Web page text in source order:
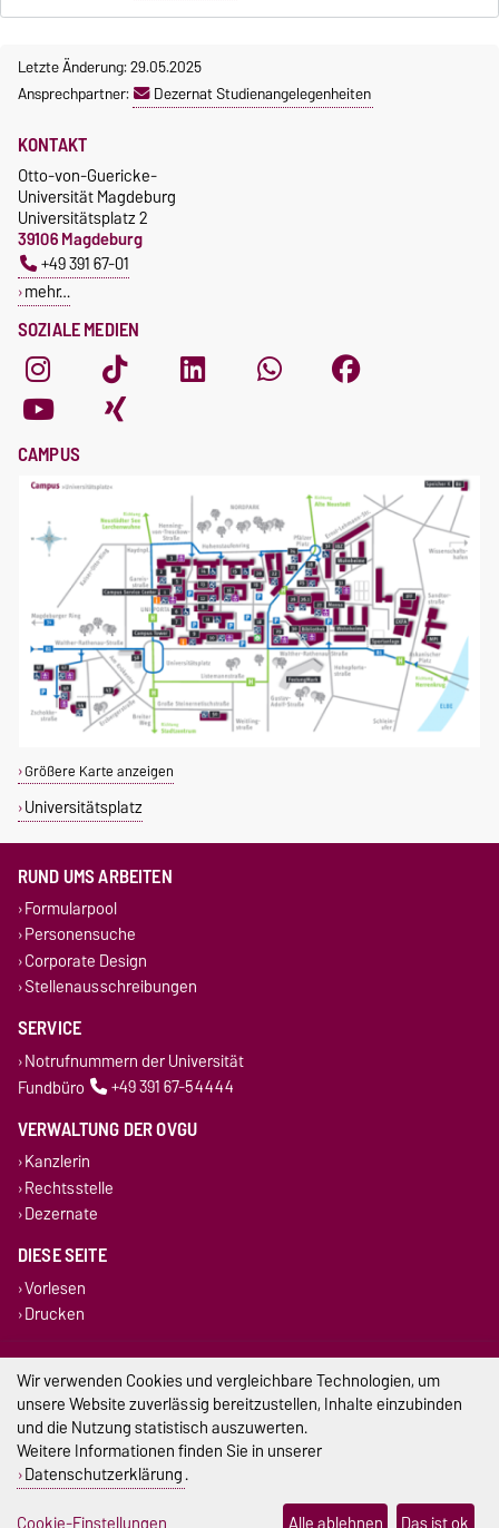
Letzte Änderung: 29.05.2025
Ansprechpartner:
Dezernat Studienangelegenheiten
SOZIALE MEDIEN
KONTAKT
Otto-von-Guericke-
Universität Magdeburg
Universitätsplatz 2
39106 Magdeburg
+49 391 67-01
mehr…
CAMPUS
Größere Karte anzeigen
Universitätsplatz
RUND UMS ARBEITEN
Formularpool
Personensuche
Corporate Design
Stellenausschreibungen
SERVICE
Notrufnummern der Universität
Fundbüro
+49 391 67-54444
VERWALTUNG DER OVGU
Kanzlerin
Rechtsstelle
Dezernate
DIESE SEITE
Vorlesen
Drucken
Datenschutz
Barrierefreiheit
Cookie-Einstellungen
Wir verwenden Cookies und vergleichbare Technologien, um
unsere Website zuverlässig bereitzustellen, Inhalte einzubinden
und die Nutzung statistisch auszuwerten.
Weitere Informationen finden Sie in unserer
Datenschutzerklärung.
Cookie-Einstellungen
Alle ablehnen Das ist ok